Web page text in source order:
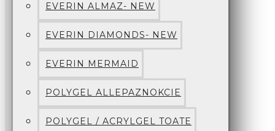
EVERIN ALMAZ- NEW
EVERIN DIAMONDS- NEW
EVERIN MERMAID
POLYGEL ALLEPAZNOKCIE
POLYGEL / ACRYLGEL TOATE